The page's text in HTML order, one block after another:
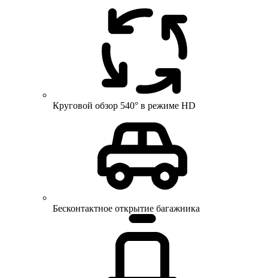
Круговой обзор 540° в режиме HD
Бесконтактное открытие багажника